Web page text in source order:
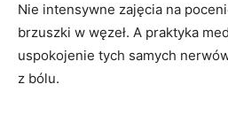
Nie intensywne zajęcia na
brzuszki w węzeł. A praktyka
uspokojenie tych samych
z bólu.